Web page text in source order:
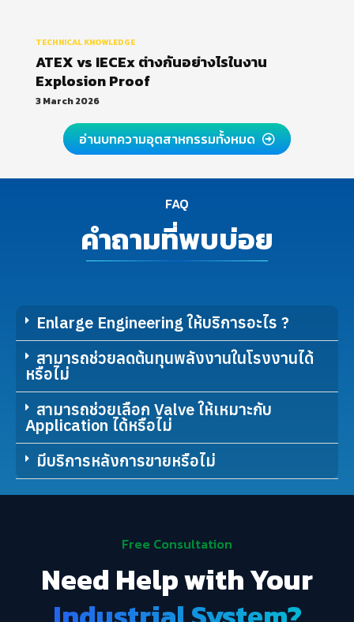
TECHNICAL KNOWLEDGE
ATEX vs IECEx ต่างกันอย่างไรในงาน
Explosion Proof
3 March 2026
อ่านบทความอุตสาหกรรมทั้งหมด
FAQ
คำถามที่พบบ่อย
Enlarge Engineering ให้บริการอะไร ?
สามารถช่วยลดต้นทุนพลังงานในโรงงานได้
หรือไม่
สามารถช่วยเลือก Valve ให้เหมาะกับ
Application ได้หรือไม่
มีบริการหลังการขายหรือไม่
Free Consultation
Need Help with Your